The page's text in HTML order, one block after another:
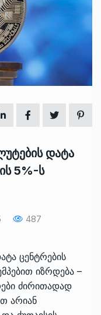
დატა
5%-ს
487
ცენტრების
იზრდება –
ძირითადად
არიან